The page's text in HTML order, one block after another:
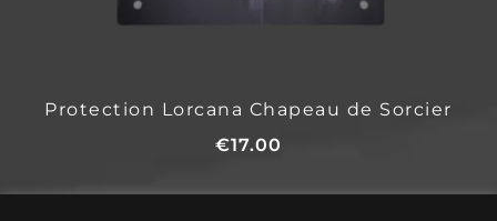
Protection Lorcana Chapeau de Sorcier
€17.00